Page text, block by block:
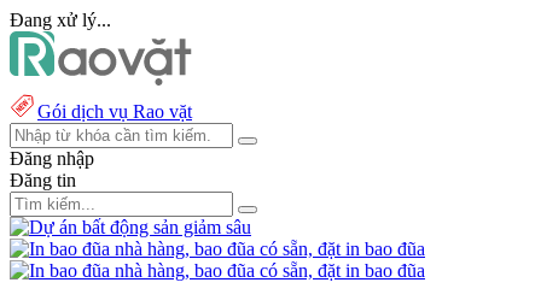
Đang xử lý...
Gói dịch vụ Rao vặt
Đăng nhập
Đăng tin